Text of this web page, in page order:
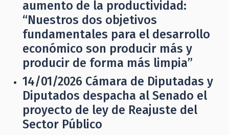
aumento de la productividad:
“Nuestros dos objetivos
fundamentales para el desarrollo
económico son producir más y
producir de forma más limpia”
14/01/2026 Cámara de Diputadas y
Diputados despacha al Senado el
proyecto de ley de Reajuste del
Sector Público